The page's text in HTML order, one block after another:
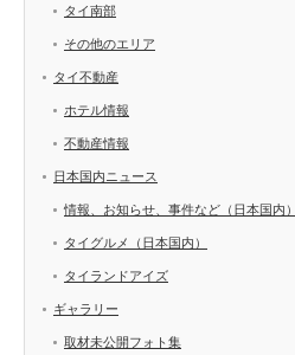
タイ南部
その他のエリア
タイ不動産
ホテル情報
不動産情報
日本国内ニュース
情報、お知らせ、事件など（日本国内）
タイグルメ（日本国内）
タイランドアイズ
ギャラリー
取材未公開フォト集